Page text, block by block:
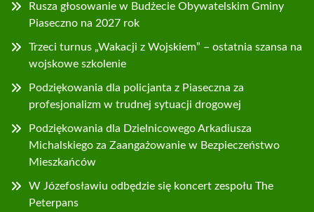
Rusza głosowanie w Budżecie Obywatelskim Gminy
Piaseczno na 2027 rok
Trzeci turnus „Wakacji z Wojskiem” – ostatnia szansa na
wojskowe szkolenie
Podziękowania dla policjanta z Piaseczna za
profesjonalizm w trudnej sytuacji drogowej
Podziękowania dla Dzielnicowego Arkadiusza
Michalskiego za Zaangażowanie w Bezpieczeństwo
Mieszkańców
W Józefosławiu odbędzie się koncert zespołu The
Peterpans